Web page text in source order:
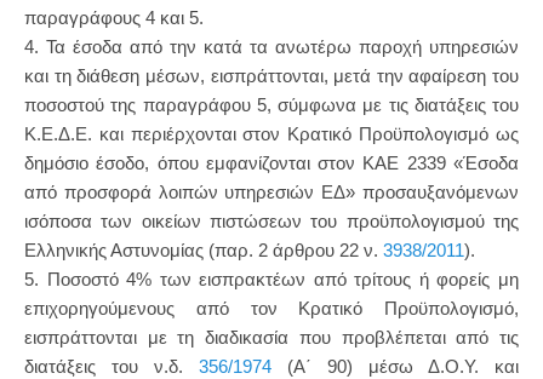
παραγράφους 4 και 5.
4. Τα έσοδα από την κατά τα ανωτέρω παροχή υπηρεσιών
και τη διάθεση μέσων, εισπράττονται, μετά την αφαίρεση του
ποσοστού της παραγράφου 5, σύμφωνα με τις διατάξεις του
Κ.Ε.Δ.Ε. και περιέρχονται στον Κρατικό Προϋπολογισμό ως
δημόσιο έσοδο, όπου εμφανίζονται στον ΚΑΕ 2339 «Έσοδα
από προσφορά λοιπών υπηρεσιών ΕΔ» προσαυξανόμενων
ισόποσα των οικείων πιστώσεων του προϋπολογισμού της
Ελληνικής Αστυνομίας (παρ. 2 άρθρου 22 ν. 3938/2011).
5. Ποσοστό 4% των εισπρακτέων από τρίτους ή φορείς μη
επιχορηγούμενους από τον Κρατικό Προϋπολογισμό,
εισπράττονται με τη διαδικασία που προβλέπεται από τις
διατάξεις του ν.δ. 356/1974 (Α΄ 90) μέσω Δ.Ο.Υ. και